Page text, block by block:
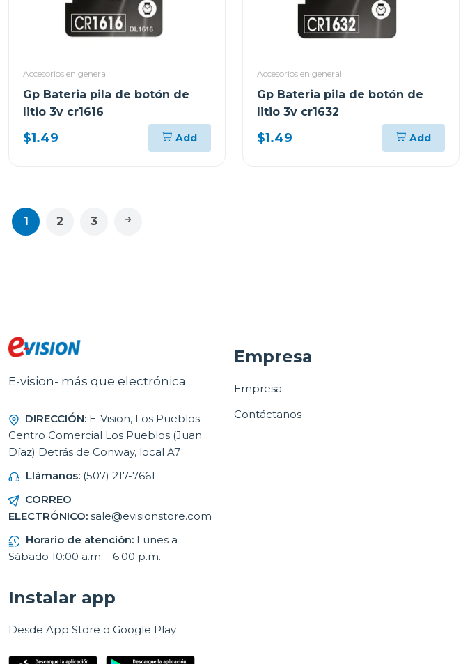
Accesorios en general
Gp Bateria pila de botón de
litio 3v cr1616
$1.49 Add
Accesorios en general
Gp Bateria pila de botón de
litio 3v cr1632
$1.49 Add
1 2 3
E-vision- más que electrónica
DIRECCIÓN: E-Vision, Los Pueblos
Centro Comercial Los Pueblos (Juan
Díaz) Detrás de Conway, local A7
Llámanos: (507) 217-7661
CORREO
ELECTRÓNICO: sale@evisionstore.com
Horario de atención: Lunes a
Sábado 10:00 a.m. - 6:00 p.m.
Empresa
Empresa
Contáctanos
Instalar app
Desde App Store o Google Play